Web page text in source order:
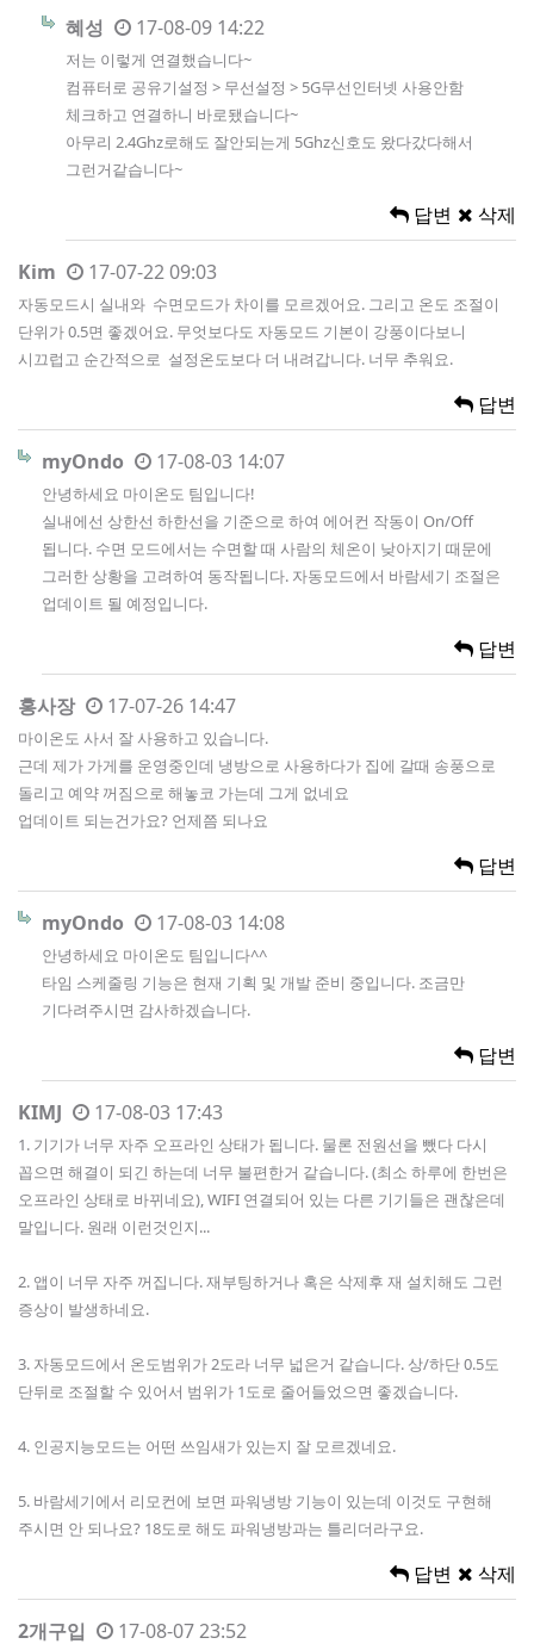
혜성 17-08-09 14:22
저는 이렇게 연결했습니다~
컴퓨터로 공유기설정 > 무선설정 > 5G무선인터넷 사용안함
체크하고 연결하니 바로됐습니다~
아무리 2.4Ghz로해도 잘안되는게 5Ghz신호도 왔다갔다해서
그런거같습니다~
답변 삭제
Kim 17-07-22 09:03
자동모드시 실내와 수면모드가 차이를 모르겠어요. 그리고 온도 조절이
단위가 0.5면 좋겠어요. 무엇보다도 자동모드 기본이 강풍이다보니
시끄럽고 순간적으로 설정온도보다 더 내려갑니다. 너무 추워요.
답변
myOndo 17-08-03 14:07
안녕하세요 마이온도 팀입니다!
실내에선 상한선 하한선을 기준으로 하여 에어컨 작동이 On/Off
됩니다. 수면 모드에서는 수면할 때 사람의 체온이 낮아지기 때문에
그러한 상황을 고려하여 동작됩니다. 자동모드에서 바람세기 조절은
업데이트 될 예정입니다.
답변
홍사장 17-07-26 14:47
마이온도 사서 잘 사용하고 있습니다.
근데 제가 가게를 운영중인데 냉방으로 사용하다가 집에 갈때 송풍으로
돌리고 예약 꺼짐으로 해놓코 가는데 그게 없네요
업데이트 되는건가요? 언제쯤 되나요
답변
myOndo 17-08-03 14:08
안녕하세요 마이온도 팀입니다^^
타임 스케줄링 기능은 현재 기획 및 개발 준비 중입니다. 조금만
기다려주시면 감사하겠습니다.
답변
KIMJ 17-08-03 17:43
1. 기기가 너무 자주 오프라인 상태가 됩니다. 물론 전원선을 뺐다 다시
꼽으면 해결이 되긴 하는데 너무 불편한거 같습니다. (최소 하루에 한번은
오프라인 상태로 바뀌네요), WIFI 연결되어 있는 다른 기기들은 괜찮은데
말입니다. 원래 이런것인지...
2. 앱이 너무 자주 꺼집니다. 재부팅하거나 혹은 삭제후 재 설치해도 그런
증상이 발생하네요.
3. 자동모드에서 온도범위가 2도라 너무 넓은거 같습니다. 상/하단 0.5도
단뒤로 조절할 수 있어서 범위가 1도로 줄어들었으면 좋겠습니다.
4. 인공지능모드는 어떤 쓰임새가 있는지 잘 모르겠네요.
5. 바람세기에서 리모컨에 보면 파워냉방 기능이 있는데 이것도 구현해
주시면 안 되나요? 18도로 해도 파워냉방과는 틀리더라구요.
답변 삭제
2개구입 17-08-07 23:52